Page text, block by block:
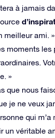
à jamais
meilleur ami. »
moments les
»
que nous
je ne veux
qui
un véritable